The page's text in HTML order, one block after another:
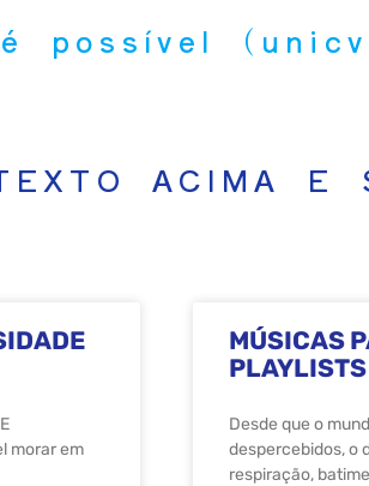
possível
ACIMA E
morar em
MÚSICAS
PLAYLISTS
Desde que o
despercebidos, o
respiração,